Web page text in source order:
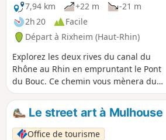
7,94 km
+22 m
-21 m
2h 20
Facile
Départ à Rixheim (Haut-Rhin)
Explorez les deux rives du canal du
Rhône au Rhin en empruntant le Pont
du Bouc. Ce chemin vous mènera du
mémorial jusqu'à l'aérodrome, le tout,
bien à l'abri en plein cœur de la forêt de
la Hardt.Le street art à Mulhouse
Office de tourisme